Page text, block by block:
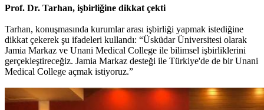
Prof. Dr. Tarhan, işbirliğine dikkat çekti
Tarhan, konuşmasında kurumlar arası işbirliği yapmak istediğine
dikkat çekerek şu ifadeleri kullandı: “Üsküdar Üniversitesi olarak
Jamia Markaz ve Unani Medical College ile bilimsel işbirliklerini
gerçekleştireceğiz. Jamia Markaz desteği ile Türkiye'de de bir Unani
Medical College açmak istiyoruz.”